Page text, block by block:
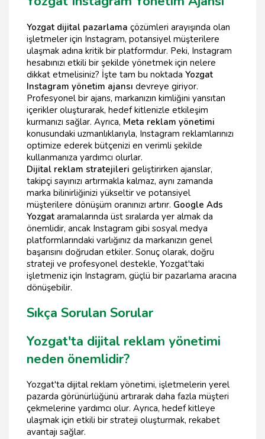
Yozgat dijital pazarlama çözümleri arayışında olan
işletmeler için Instagram, potansiyel müşterilere
ulaşmak adına kritik bir platformdur. Peki, Instagram
hesabınızı etkili bir şekilde yönetmek için nelere
dikkat etmelisiniz? İşte tam bu noktada Yozgat
Instagram yönetim ajansı devreye giriyor.
Profesyonel bir ajans, markanızın kimliğini yansıtan
içerikler oluşturarak, hedef kitlenizle etkileşim
kurmanızı sağlar. Ayrıca, Meta reklam yönetimi
konusundaki uzmanlıklarıyla, Instagram reklamlarınızı
optimize ederek bütçenizi en verimli şekilde
kullanmanıza yardımcı olurlar.
Dijital reklam stratejileri geliştirirken ajanslar,
takipçi sayınızı artırmakla kalmaz, aynı zamanda
marka bilinirliğinizi yükseltir ve potansiyel
müşterilere dönüşüm oranınızı artırır. Google Ads
Yozgat aramalarında üst sıralarda yer almak da
önemlidir, ancak Instagram gibi sosyal medya
platformlarındaki varlığınız da markanızın genel
başarısını doğrudan etkiler. Sonuç olarak, doğru
strateji ve profesyonel destekle, Yozgat'taki
işletmeniz için Instagram, güçlü bir pazarlama aracına
dönüşebilir.
Sıkça Sorulan Sorular
Yozgat'ta dijital reklam yönetimi
neden önemlidir?
Yozgat'ta dijital reklam yönetimi, işletmelerin yerel
pazarda görünürlüğünü artırarak daha fazla müşteri
çekmelerine yardımcı olur. Ayrıca, hedef kitleye
ulaşmak için etkili bir strateji oluşturmak, rekabet
avantajı sağlar.